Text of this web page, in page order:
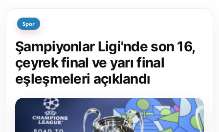
Siyasi Partiler
Yerel Yönetimler
Mülki İdare
Toplum ve Yaşam
Sivil Toplum Kuruluşları
Spor
Şampiyonlar Ligi'nde son 16,
çeyrek final ve yarı final
eşleşmeleri açıklandı